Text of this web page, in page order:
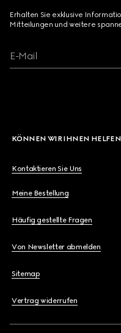
Erhalten Sie exklusive
Mitteilungen und weitere
E-Mail
KÖNNEN WIR IHNEN
Kontaktieren Sie Uns
Meine Bestellung
Häufig gestellte Fragen
Von Newsletter abmelden
Sitemap
Vertrag widerrufen